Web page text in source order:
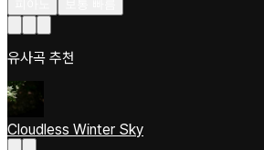
유사곡 추천
Cloudless Winter Sky